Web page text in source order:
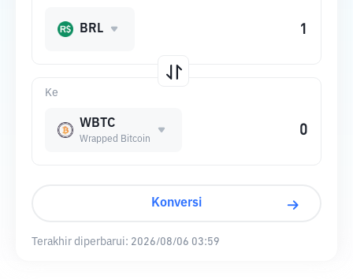
Ke
WBTC
Wrapped Bitcoin
BRL
Konversi
Terakhir diperbarui: 2026/08/06 03:59